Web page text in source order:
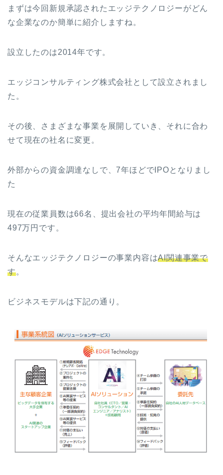
まずは今回新規承認されたエッジテクノロジーがどん
な企業なのか簡単に紹介しますね。
設立したのは2014年です。
エッジコンサルティング株式会社として設立されまし
た。
その後、さまざまな事業を展開していき、それに合わ
せて現在の社名に変更。
外部からの資金調達なしで、7年ほどでIPOとなりまし
た
現在の従業員数は66名、提出会社の平均年間給与は
497万円です。
そんなエッジテクノロジーの事業内容はAI関連事業で
す。
ビジネスモデルは下記の通り。